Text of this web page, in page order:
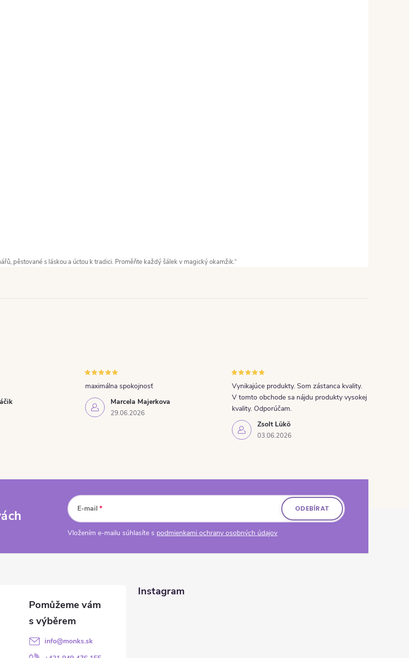
pěstované s láskou a úctou k tradici. Proměňte každý šálek v magický okamžik.“
Marcela Majerkova
29.06.2026
maximálna spokojnosť
Zsolt Lükö
03.06.2026
Vynikajúce produkty. Som zástanca kvality.
V tomto obchode sa nájdu produkty vysokej
kvality. Odporúčam.
E-mail
Vložením e-mailu súhlasíte s podmienkami ochrany osobných údajov
ODEBÍRAT
info@monks.sk
Instagram